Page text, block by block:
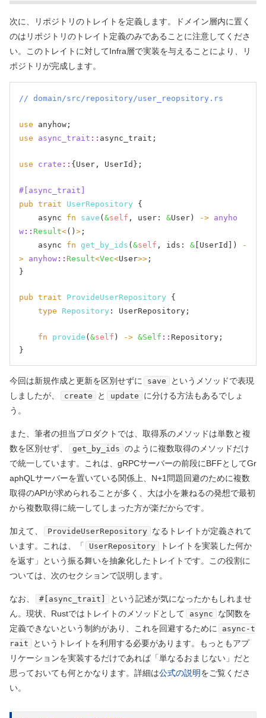
次に、リポジトリのトレイトを定義します。ドメイン層内に置く
のはリポジトリのトレイト定義のみであることに注意してくださ
い。このトレイトに対してInfra層で実装を与えることにより、リ
ポジトリが完成します。
// domain/src/repository/user_reopsitory.rs
use
use
async_trait :: async_trait;
use crate :: {User, UserId};
#[async_trait]
pub trait UserRepository {
    async
fn save ( &self , user: &User) -> anyho
w :: Result<() > ;
    async
fn get_by_ids ( &self , ids: & [UserId])
-
> anyhow :: Result<Vec<User>> ;
}
pub trait ProvideUserRepository {
type
Repository : UserRepository;
fn provide ( &self ) -> &Self :: Repository;
今回は新規作成と更新を区別せずに save
というメソッドで表現
しましたが、
create と update
に分ける方法もあるでしょ
う。
また、筆者の担当プロダクトでは、取得系のメソッドは単数と複
数を区別せず、
get_by_ids のように複数取得のメソッドだけ
で統一しています。これは、gRPCサーバーの前段にBFFとしてGr
aphQLサーバーを置いている関係上、N+1問題回避のために複数
取得のAPIが求められることが多く、大は小を兼ねるの発想で最初
から複数取得に統一してしまった方が楽だからです。
加えて、 ProvideUserRepository なるトレイトが定義されて
います。これは、「
UserRepository
トレイトを実装した何か
を返す」という振る舞いを抽象化したトレイトです。この役割に
ついては、次のセクションで説明します。
なお、 #[async_trait]
という記述が気になったかもしれませ
ん。現状、Rustではトレイトのメソッドとして
async
な関数を
定義できないという制約があり、これを回避するために
async-t
rait
というトレイトを利用する必要があります。もっともアプ
リケーションを実装するだけであれば「単なるおまじない」だと
思っておいても何とかなります。詳細は公式の説明をご覧くださ
い。